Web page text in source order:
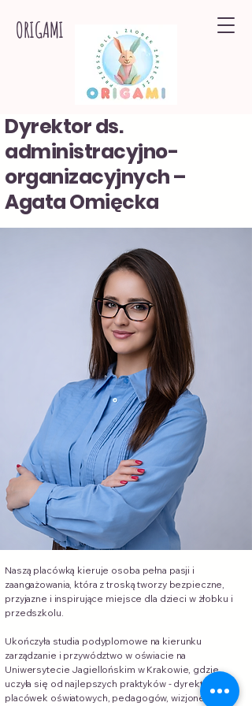
ORIGAMI
Dyrektor ds.
administracyjno-
organizacyjnych –
Agata Omięcka
Naszą placówką kieruje osoba pełna pasji i
zaangażowania, która z troską tworzy bezpieczne,
przyjazne i inspirujące miejsce dla dzieci w żłobku i
przedszkolu.
Ukończyła studia podyplomowe na kierunku
zarządzanie i przywództwo w oświacie na
Uniwersytecie Jagiellońskim w Krakowie, gdzie
uczyła się od najlepszych praktyków - dyrektorów
placówek oświatowych, pedagogów, wizjonerów